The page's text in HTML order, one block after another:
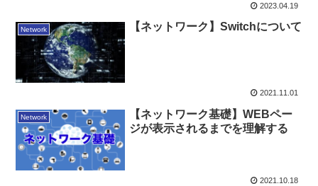
2023.04.19
Network 【ネットワーク】Switchについて
2021.11.01
Network
【ネットワーク基礎】WEBペー
ジが表示されるまでを理解する
2021.10.18